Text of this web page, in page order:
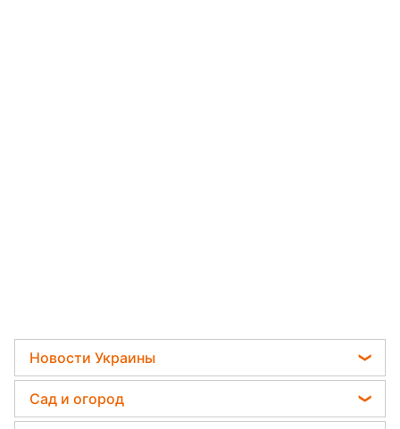
Новости Украины
Телеграм новости Украины
Пенсии в Украине
Сад и огород